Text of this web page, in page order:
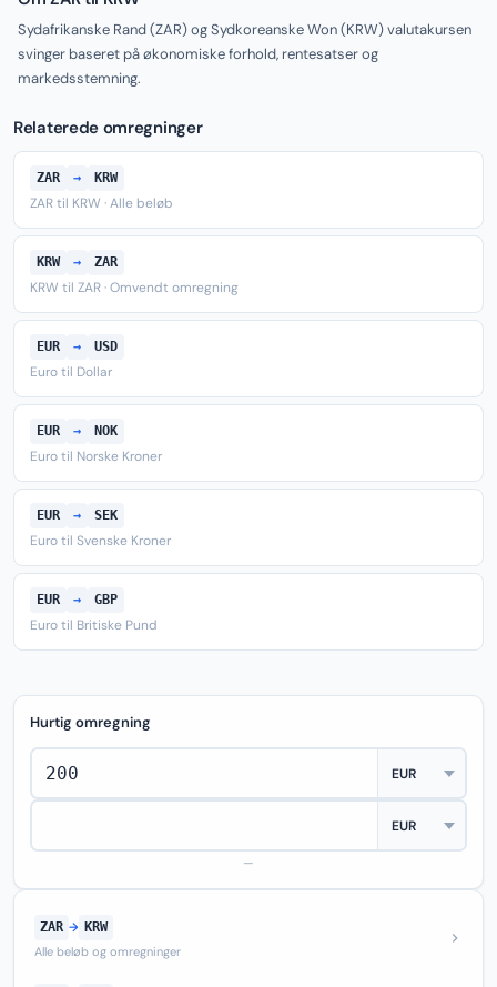
Sydafrikanske Rand (ZAR) og Sydkoreanske Won (KRW) valutakursen
svinger baseret på økonomiske forhold, rentesatser og
markedsstemning.
Relaterede omregninger
ZAR → KRW
ZAR til KRW · Alle beløb
KRW → ZAR
KRW til ZAR · Omvendt omregning
EUR → USD
Euro til Dollar
EUR → NOK
Euro til Norske Kroner
EUR → SEK
Euro til Svenske Kroner
EUR → GBP
Euro til Britiske Pund
Hurtig omregning
—
ZAR → KRW
Alle beløb og omregninger